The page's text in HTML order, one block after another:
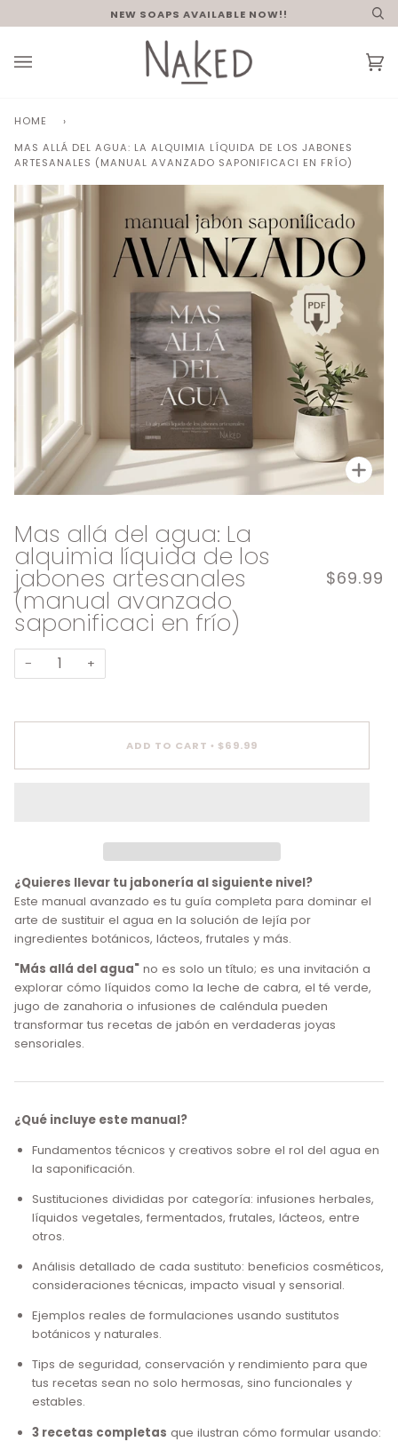
to
NEW SOAPS AVAILABLE NOW!!
HOME
›
MAS ALLÁ DEL AGUA: LA ALQUIMIA LÍQUIDA DE LOS JABONES
ARTESANALES (MANUAL AVANZADO SAPONIFICACI EN FRÍO)
$69.99
Mas allá del agua: La
alquimia líquida de los
jabones artesanales
(manual avanzado
saponificaci en frío)
− +
ADD TO CART • $69.99
¿Quieres llevar tu jabonería al siguiente nivel?
Este manual avanzado es tu guía completa para dominar el
arte de sustituir el agua en la solución de lejía por
ingredientes botánicos, lácteos, frutales y más.
"Más allá del agua" no es solo un título; es una invitación a
explorar cómo líquidos como la leche de cabra, el té verde,
jugo de zanahoria o infusiones de caléndula pueden
transformar tus recetas de jabón en verdaderas joyas
sensoriales.
¿Qué incluye este manual?
Fundamentos técnicos y creativos sobre el rol del agua en
la saponificación.
Sustituciones divididas por categoría: infusiones herbales,
líquidos vegetales, fermentados, frutales, lácteos, entre
otros.
Análisis detallado de cada sustituto: beneficios cosméticos,
consideraciones técnicas, impacto visual y sensorial.
Ejemplos reales de formulaciones usando sustitutos
botánicos y naturales.
Tips de seguridad, conservación y rendimiento para que
tus recetas sean no solo hermosas, sino funcionales y
estables.
3 recetas completas que ilustran cómo formular usando: